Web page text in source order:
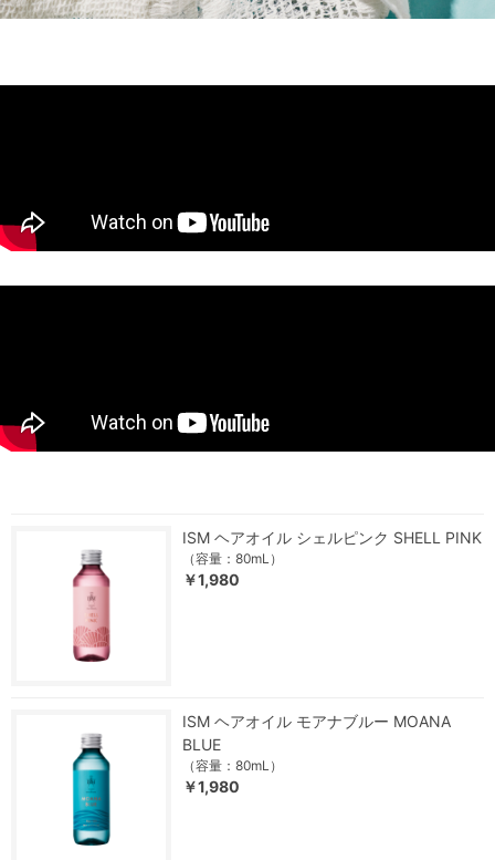
ISM ヘアオイル シェルピンク SHELL PINK
（容量：80mL）
￥1,980
ISM ヘアオイル モアナブルー MOANA
BLUE
（容量：80mL）
￥1,980